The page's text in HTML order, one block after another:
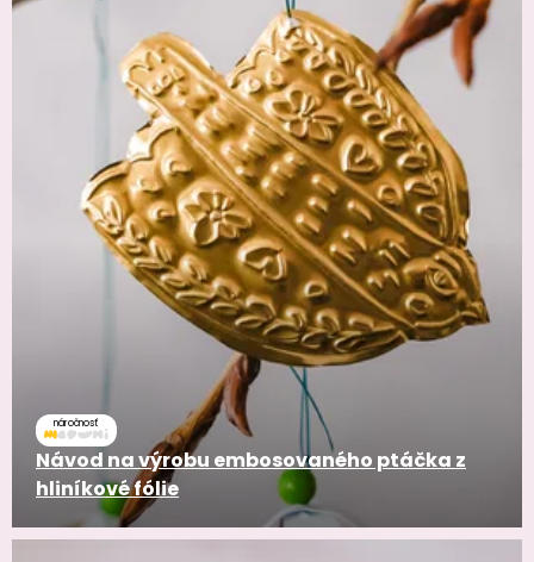
náročnosť
Návod na výrobu embosovaného ptáčka z
hliníkové fólie